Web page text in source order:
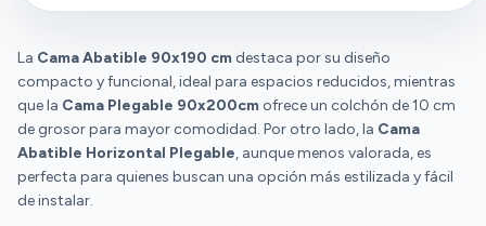
enseguida y me solucionó todos los problemas con
resistente y la madera no parece de mala calidad. Por
lo que en mi opinión, por calidad precio es
recomendable. Eso sí las instrucciones dejan bastante
que desear y resulta algo complicado de montar, hay
que tirar de intuición y de ensayo error... ese aspecto y
la empresa de transporte creo que deberían mejorar
bastante.
La Cama Abatible 90x190 cm destaca por su diseño
compacto y funcional, ideal para espacios reducidos, mientras
que la Cama Plegable 90x200cm ofrece un colchón de 10 cm
de grosor para mayor comodidad. Por otro lado, la Cama
Abatible Horizontal Plegable, aunque menos valorada, es
perfecta para quienes buscan una opción más estilizada y fácil
de instalar.